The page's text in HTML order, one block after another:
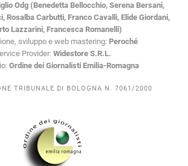
Odg (Benedetta Bellocchio, Serena Bersani,
Rosalba Carbutti, Franco Cavalli, Elide Giordani,
Lazzarini, Francesca Romanelli)
sviluppo e web mastering: Peroché
Provider: Widestore S.R.L.
Ordine dei Giornalisti Emilia-Romagna
TRIBUNALE DI BOLOGNA N. 7061/2000